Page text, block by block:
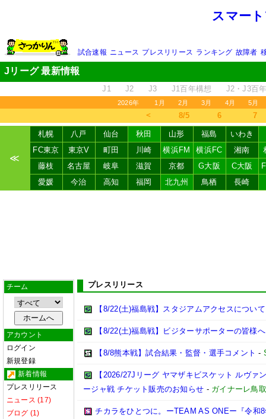
スマー
試合速報 ニュース プレスリリース ランキング 故障者
Jリーグ 最新情報
J1 J2 J3 J1百年構想 J2・J3百
2026年 1月 2月 3月 4月 5月
＜ 8/5 6 7
≪
札幌 八戸 仙台 秋田 山形 福島
いわき
FC東京
東京V 町田 川崎 横浜FM 横浜FC 湘南
藤枝
名古屋 岐阜 滋賀 京都 G大阪 C大阪
愛媛
今治 高知 福岡 北九州 鳥栖 長崎
チーム
アカウント
ログイン
新規登録
新着情報
プレスリリース
ニュース (17)
ブログ (1)
プレスリリース
【8/22(土)福島戦】スタジアムアクセスについて
【8/22(土)福島戦】ビジターサポーターの皆様へ
【8/8熊本戦】試合結果・監督・選手コメント -
【2026/27Jリーグ ヤマザキビスケット ルヴ
ージャ戦 チケット販売のお知らせ - ガイナーレ鳥取
チカラをひとつに。ーTEAM AS ONEー『令和